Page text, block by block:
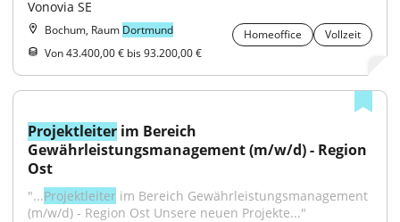
Vonovia SE
Bochum, Raum Dortmund Homeoffice
Vollzeit
Von 43.400,00 € bis 93.200,00 €
Projektleiter im Bereich
Gewährleistungsmanagement (m/w/d) - Region
Ost
"...Projektleiter im Bereich Gewährleistungsmanagement
(m/w/d) - Region Ost Unsere neuen Projekte..."